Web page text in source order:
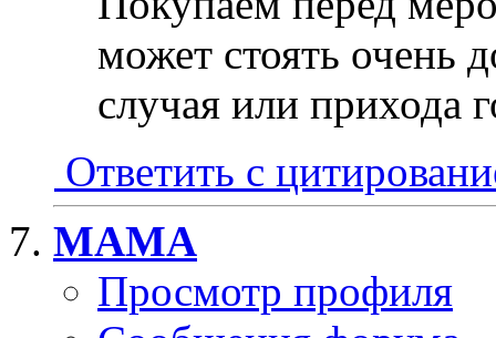
может стоять очень
случая или прихода
Ответить с
MAMA
Просмотр профиля